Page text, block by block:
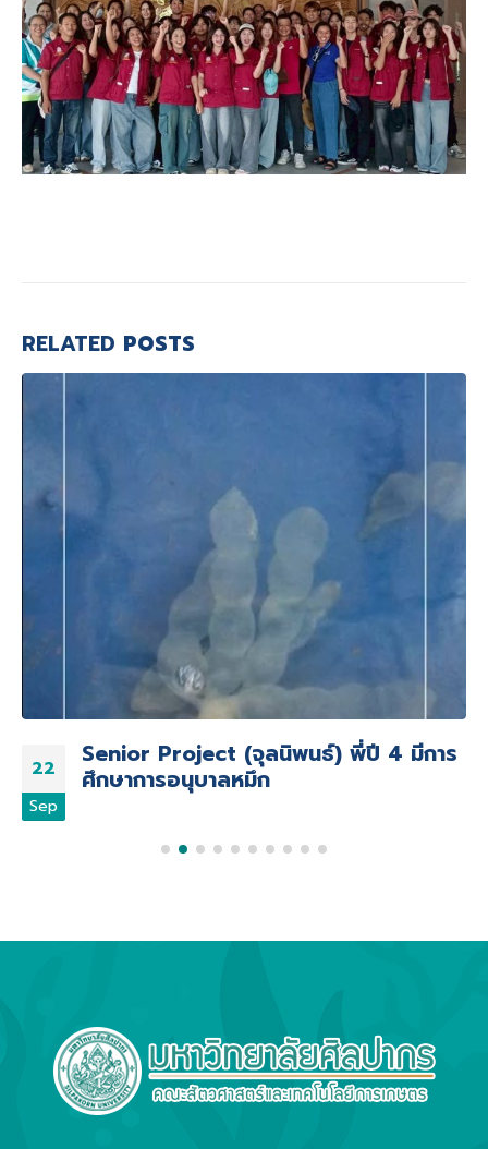
RELATED POSTS
22
Sep
Senior Project (จุลนิพนธ์) พี่ปี 4 มีการ
ศึกษาการอนุบาลหมึก